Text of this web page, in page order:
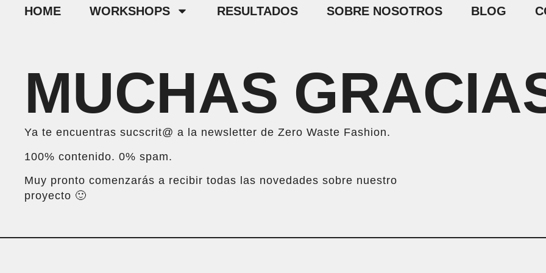
HOME WORKSHOPS RESULTADOS SOBRE NOSOTROS BLOG
MUCHAS
Ya te encuentras sucscrit@ a la newsletter de Zero Waste Fashion.
100% contenido. 0% spam.
Muy pronto comenzarás a recibir todas las novedades sobre nuestro
proyecto 🙂